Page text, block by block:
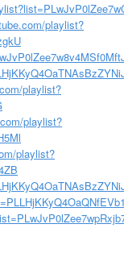
playlist?
playlist?
playlist?
playlist?